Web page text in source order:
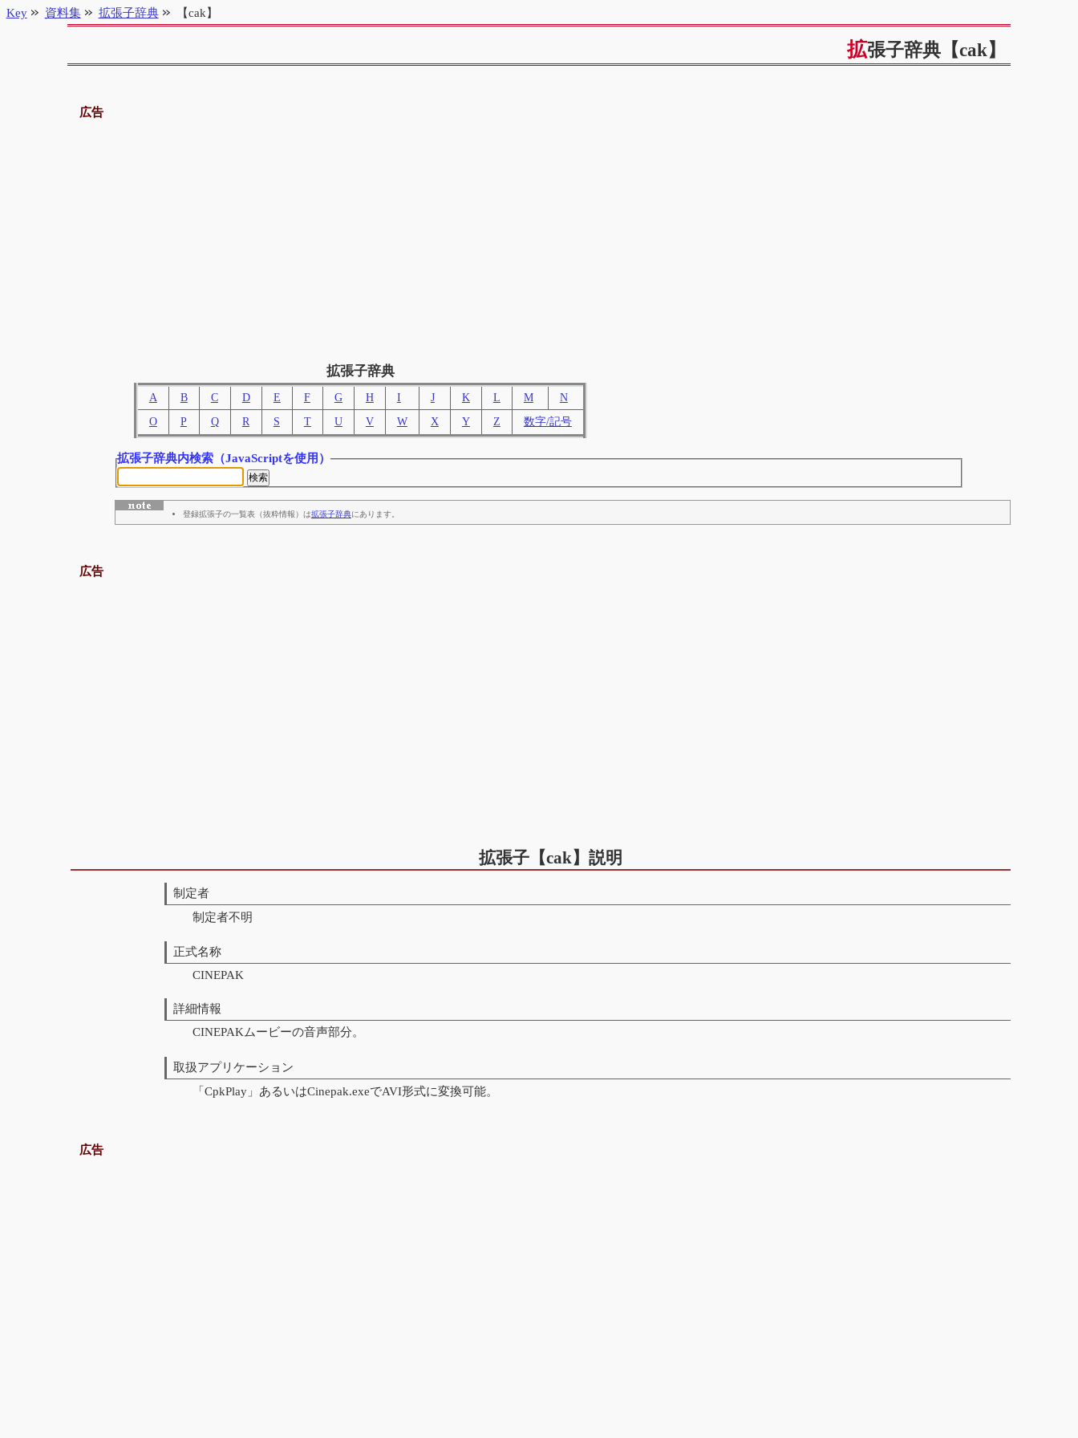
拡張子辞典【cak】
広告
拡張子辞典
A B C D E F G H I J K L M
N
O
P Q R S T U V W X Y Z 数字/記号
拡張子辞典内検索 （JavaScriptを使用）
登録拡張子の一覧表（抜粋情報）は拡張子辞典にあります。
広告
拡張子【cak】説明
制定者
制定者不明
正式名称
CINEPAK
詳細情報
CINEPAKムービーの音声部分。
取扱アプリケーション
「CpkPlay」あるいはCinepak.exeでAVI形式に変換可能。
広告
Key 資料集 拡張子辞典 【cak】